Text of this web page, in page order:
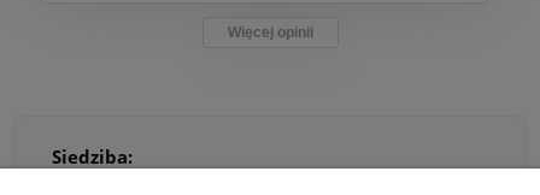
Więcej opinii
Siedziba: